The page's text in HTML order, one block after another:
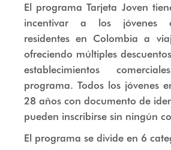
El programa Tarjeta Joven
incentivar a los jóvenes
residentes en Colombia a
ofreciendo múltiples
establecimientos
programa. Todos los jóvenes
28 años con documento de
pueden inscribirse sin ningún
El programa se divide en 6